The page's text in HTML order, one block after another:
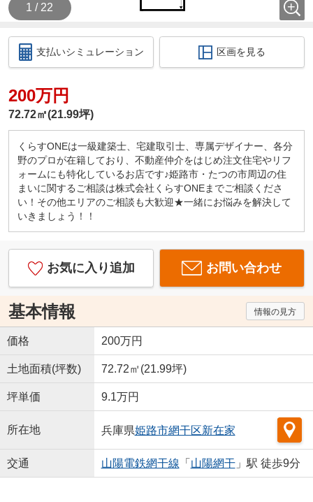
1 / 22
支払いシミュレーション 区画を見る
200万円
72.72㎡(21.99坪)
くらすONEは一級建築士、宅建取引士、専属デザイナー、各分
野のプロが在籍しており、不動産仲介をはじめ注文住宅やリフ
ォームにも特化しているお店です♪姫路市・たつの市周辺の住
まいに関するご相談は株式会社くらすONEまでご相談くださ
い！その他エリアのご相談も大歓迎★一緒にお悩みを解決して
いきましょう！！
お気に入り追加 お問い合わせ
基本情報 情報の見方
価格 200万円
土地面積(坪数) 72.72㎡(21.99坪)
坪単価 9.1万円
所在地 兵庫県姫路市網干区新在家
交通 山陽電鉄網干線 「 山陽網干」駅 徒歩9分